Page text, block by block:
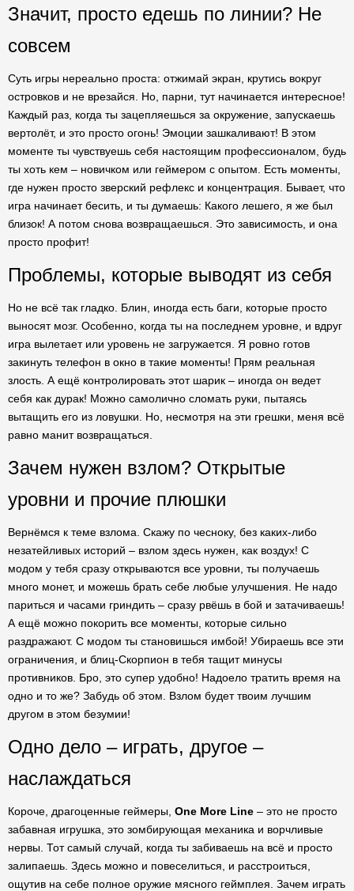
Значит, просто едешь по линии? Не
совсем
Суть игры нереально проста: отжимай экран, крутись вокруг
островков и не врезайся. Но, парни, тут начинается интересное!
Каждый раз, когда ты зацепляешься за окружение, запускаешь
вертолёт, и это просто огонь! Эмоции зашкаливают! В этом
моменте ты чувствуешь себя настоящим профессионалом, будь
ты хоть кем – новичком или геймером с опытом. Есть моменты,
где нужен просто зверский рефлекс и концентрация. Бывает, что
игра начинает бесить, и ты думаешь: Какого лешего, я же был
близок! А потом снова возвращаешься. Это зависимость, и она
просто профит!
Проблемы, которые выводят из себя
Но не всё так гладко. Блин, иногда есть баги, которые просто
выносят мозг. Особенно, когда ты на последнем уровне, и вдруг
игра вылетает или уровень не загружается. Я ровно готов
закинуть телефон в окно в такие моменты! Прям реальная
злость. А ещё контролировать этот шарик – иногда он ведет
себя как дурак! Можно самолично сломать руки, пытаясь
вытащить его из ловушки. Но, несмотря на эти грешки, меня всё
равно манит возвращаться.
Зачем нужен взлом? Открытые
уровни и прочие плюшки
Вернёмся к теме взлома. Скажу по чесноку, без каких-либо
незатейливых историй – взлом здесь нужен, как воздух! С
модом у тебя сразу открываются все уровни, ты получаешь
много монет, и можешь брать себе любые улучшения. Не надо
париться и часами гриндить – сразу рвёшь в бой и затачиваешь!
А ещё можно покорить все моменты, которые сильно
раздражают. С модом ты становишься имбой! Убираешь все эти
ограничения, и блиц-Скорпион в тебя тащит минусы
противников. Бро, это супер удобно! Надоело тратить время на
одно и то же? Забудь об этом. Взлом будет твоим лучшим
другом в этом безумии!
Одно дело – играть, другое –
наслаждаться
Короче, драгоценные геймеры, One More Line – это не просто
забавная игрушка, это зомбирующая механика и ворчливые
нервы. Тот самый случай, когда ты забиваешь на всё и просто
залипаешь. Здесь можно и повеселиться, и расстроиться,
ощутив на себе полное оружие мясного геймплея. Зачем играть